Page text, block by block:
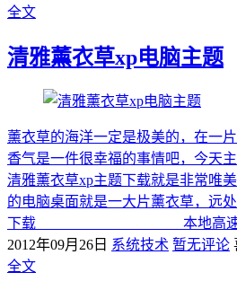
全文
清雅薰衣草xp电脑主题
薰衣草的海洋一定是极美的，在一
香气是一件很幸福的事情吧，今天
清雅薰衣草xp主题下载就是非常唯
的电脑桌面就是一大片薰衣草，远
下载 本地高速
2012年09月26日 系统技术 暂无评论
全文